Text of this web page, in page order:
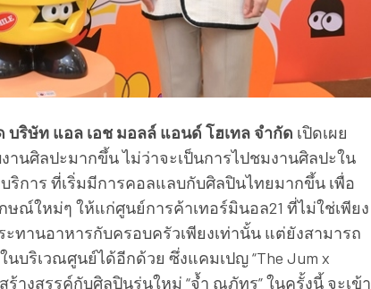
บริษัท แอล เอช มอลล์ แอนด์ โฮเทล จำกัด เปิดเผย
นศิลปะมากขึ้น ไม่ว่าจะเป็นการไปชมงานศิลปะใน
ริการ ที่เริ่มมีการคอลแลบกับศิลปินไทยมากขึ้น เพื่อ
ณ์ใหม่ๆ ให้แก่ศูนย์การค้าเทอร์มินอล21 ที่ไม่ใช่เพียง
ทานอาหารกับครอบครัวเพียงเท่านั้น แต่ยังสามารถ
บริเวณศูนย์ได้อีกด้วย ซึ่งแคมเปญ “The Jum x
ร้างสรรค์กับศิลปินรุ่นใหม่ “จ้ำ ณภัทร” ในครั้งนี้ จะเข้า